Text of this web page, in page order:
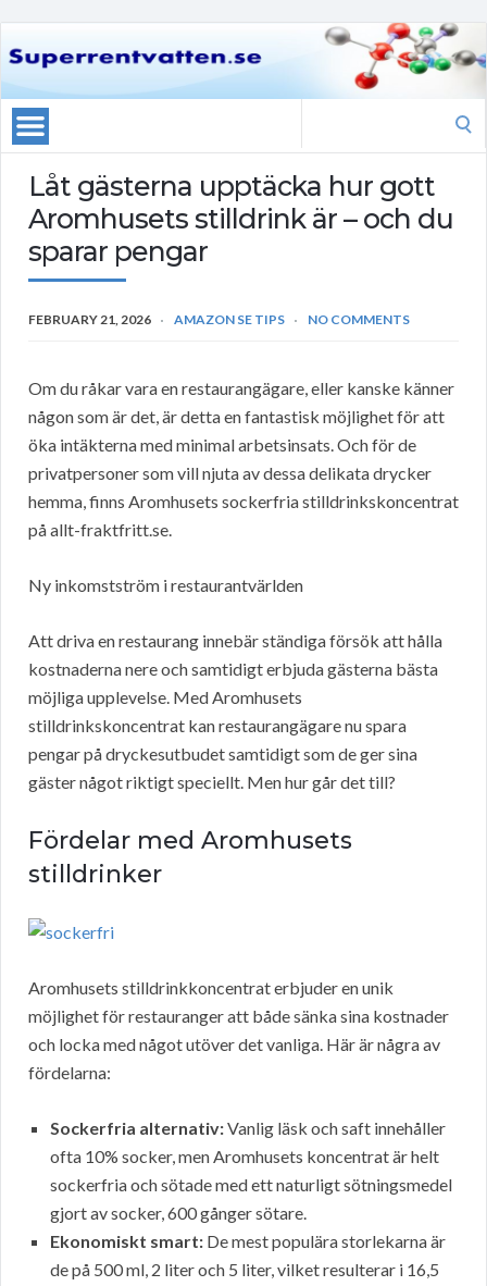
Låt gästerna upptäcka hur gott
Aromhusets stilldrink är – och du
sparar pengar
FEBRUARY 21, 2026 AMAZON SE TIPS NO COMMENTS
Om du råkar vara en restaurangägare, eller kanske känner
någon som är det, är detta en fantastisk möjlighet för att
öka intäkterna med minimal arbetsinsats. Och för de
privatpersoner som vill njuta av dessa delikata drycker
hemma, finns Aromhusets sockerfria stilldrinkskoncentrat
på allt-fraktfritt.se.
Ny inkomstström i restaurantvärlden
Att driva en restaurang innebär ständiga försök att hålla
kostnaderna nere och samtidigt erbjuda gästerna bästa
möjliga upplevelse. Med Aromhusets
stilldrinkskoncentrat kan restaurangägare nu spara
pengar på dryckesutbudet samtidigt som de ger sina
gäster något riktigt speciellt. Men hur går det till?
Fördelar med Aromhusets
stilldrinker
Aromhusets stilldrinkkoncentrat erbjuder en unik
möjlighet för restauranger att både sänka sina kostnader
och locka med något utöver det vanliga. Här är några av
fördelarna:
Sockerfria alternativ:Vanlig läsk och saft innehåller
ofta 10% socker, men Aromhusets koncentrat är helt
sockerfria och sötade med ett naturligt sötningsmedel
gjort av socker, 600 gånger sötare.
Ekonomiskt smart: De mest populära storlekarna är
de på 500 ml, 2 liter och 5 liter, vilket resulterar i 16,5